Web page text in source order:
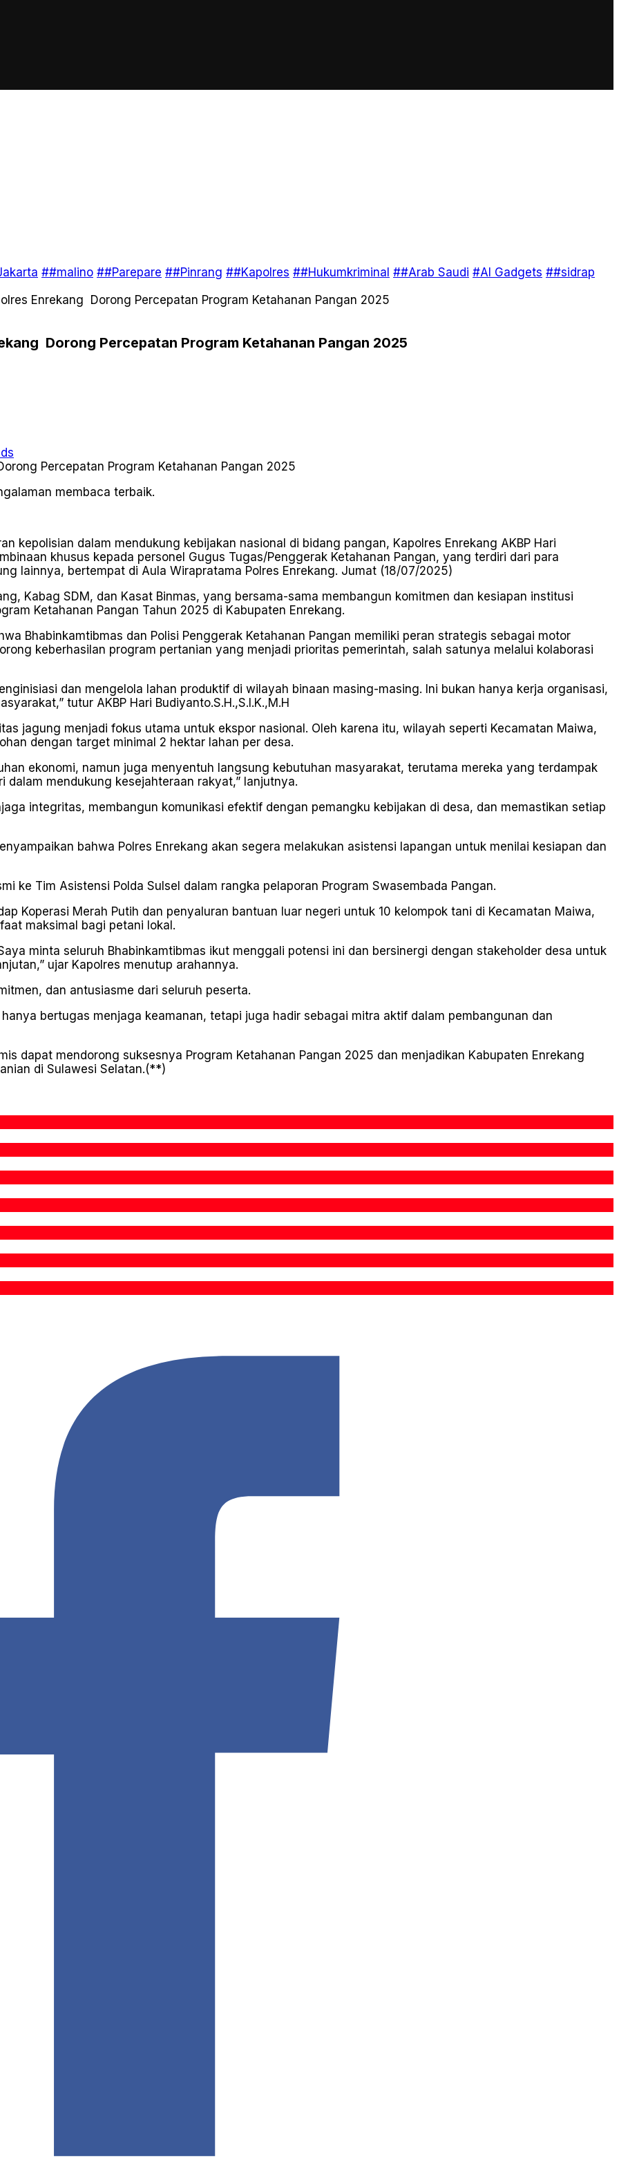
##malino ##Parepare ##Pinrang ##Kapolres ##Hukumkriminal ##Arab Saudi #AI Gadgets ##sidrap
Enrekang Dorong Percepatan Program Ketahanan Pangan 2025
Dorong Percepatan Program Ketahanan Pangan 2025
membaca terbaik.
kepolisian dalam mendukung kebijakan nasional di bidang pangan, Kapolres Enrekang AKBP Hari
khusus kepada personel Gugus Tugas/Penggerak Ketahanan Pangan, yang terdiri dari para
lainnya, bertempat di Aula Wirapratama Polres Enrekang. Jumat (18/07/2025)
Kabag SDM, dan Kasat Binmas, yang bersama-sama membangun komitmen dan kesiapan institusi
Ketahanan Pangan Tahun 2025 di Kabupaten Enrekang.
Bhabinkamtibmas dan Polisi Penggerak Ketahanan Pangan memiliki peran strategis sebagai motor
keberhasilan program pertanian yang menjadi prioritas pemerintah, salah satunya melalui kolaborasi
dan mengelola lahan produktif di wilayah binaan masing-masing. Ini bukan hanya kerja organisasi,
tutur AKBP Hari Budiyanto.S.H.,S.I.K.,M.H
jagung menjadi fokus utama untuk ekspor nasional. Oleh karena itu, wilayah seperti Kecamatan Maiwa,
dengan target minimal 2 hektar lahan per desa.
ekonomi, namun juga menyentuh langsung kebutuhan masyarakat, terutama mereka yang terdampak
dalam mendukung kesejahteraan rakyat,” lanjutnya.
integritas, membangun komunikasi efektif dengan pemangku kebijakan di desa, dan memastikan setiap
bahwa Polres Enrekang akan segera melakukan asistensi lapangan untuk menilai kesiapan dan
ke Tim Asistensi Polda Sulsel dalam rangka pelaporan Program Swasembada Pangan.
Koperasi Merah Putih dan penyaluran bantuan luar negeri untuk 10 kelompok tani di Kecamatan Maiwa,
maksimal bagi petani lokal.
minta seluruh Bhabinkamtibmas ikut menggali potensi ini dan bersinergi dengan stakeholder desa untuk
ujar Kapolres menutup arahannya.
dan antusiasme dari seluruh peserta.
bertugas menjaga keamanan, tetapi juga hadir sebagai mitra aktif dalam pembangunan dan
dapat mendorong suksesnya Program Ketahanan Pangan 2025 dan menjadikan Kabupaten Enrekang
di Sulawesi Selatan.(**)